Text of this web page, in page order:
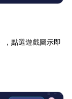
，點選遊戲圖示即